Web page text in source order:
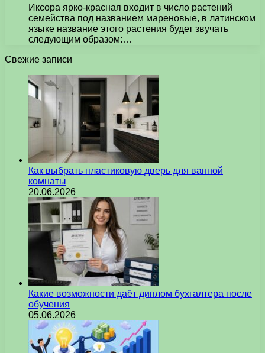
Иксора ярко-красная входит в число растений
семейства под названием мареновые, в латинском
языке название этого растения будет звучать
следующим образом:…
Свежие записи
Как выбрать пластиковую дверь для ванной
комнаты
20.06.2026
Какие возможности даёт диплом бухгалтера после
обучения
05.06.2026